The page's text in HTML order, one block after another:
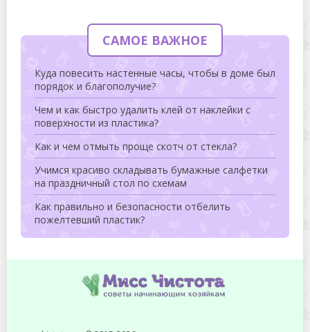
САМОЕ ВАЖНОЕ
Куда повесить настенные часы, чтобы в доме был
порядок и благополучие?
Чем и как быстро удалить клей от наклейки с
поверхности из пластика?
Как и чем отмыть проще скотч от стекла?
Учимся красиво складывать бумажные салфетки
на праздничный стол по схемам
Как правильно и безопасности отбелить
пожелтевший пластик?